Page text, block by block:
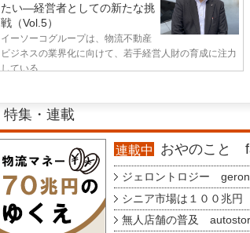
たい—経営者としての新たな挑
戦（Vol.5）
イーソーコグループは、物流不動産
ビジネスの業界化に向けて、若手経営人財の育成に注力
している...
特集・連載
連載中 おやのこと
ジェロントロジー
シニア市場は１００兆円
無人店舗の普及